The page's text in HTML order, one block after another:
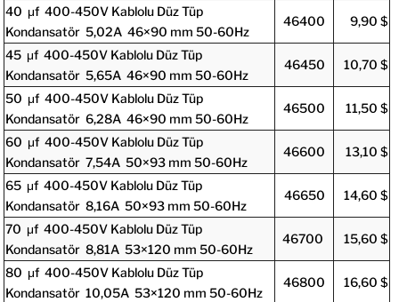
40 μf 400-450V Kablolu Düz Tüp
Kondansatör 5,02A 46×90 mm 50-60Hz
46400 9,90 $
45 μf 400-450V Kablolu Düz Tüp
Kondansatör 5,65A 46×90 mm 50-60Hz
46450 10,70 $
50 μf 400-450V Kablolu Düz Tüp
Kondansatör 6,28A 46×90 mm 50-60Hz
46500 11,50 $
60 μf 400-450V Kablolu Düz Tüp
Kondansatör 7,54A 50×93 mm 50-60Hz
46600 13,10 $
65 μf 400-450V Kablolu Düz Tüp
Kondansatör 8,16A 50×93 mm 50-60Hz
46650 14,60 $
70 μf 400-450V Kablolu Düz Tüp
Kondansatör 8,81A 53×120 mm 50-60Hz
46700 15,60 $
80 μf 400-450V Kablolu Düz Tüp
Kondansatör 10,05A 53×120 mm 50-60Hz
46800 16,60 $